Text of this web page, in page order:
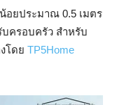
อยประมาณ 0.5 เมตร
ครอบครัว สำหรับ
โดย TP5Home